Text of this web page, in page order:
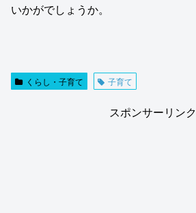
いかがでしょうか。
くらし・子育て 子育て
スポンサーリンク